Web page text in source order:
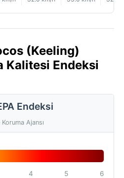
(Keeling)
Kalitesi Endeksi
Endeksi
Ajansı
4 5 6